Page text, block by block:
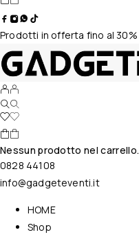
Prodotti in offerta fino al 30%
Nessun prodotto nel carrello.
0828 44108
info@gadgeteventi.it
HOME
Shop